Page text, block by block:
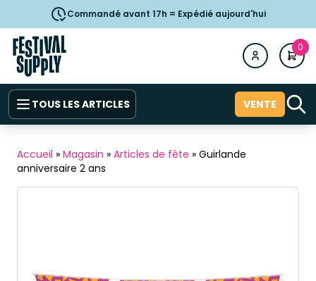
Commandé avant 17h = Expédié aujourd'hui
0
TOUS LES ARTICLES VENTE
Accueil » Magasin » Articles de fête » Guirlande
anniversaire 2 ans